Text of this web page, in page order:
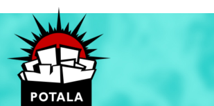
obsah